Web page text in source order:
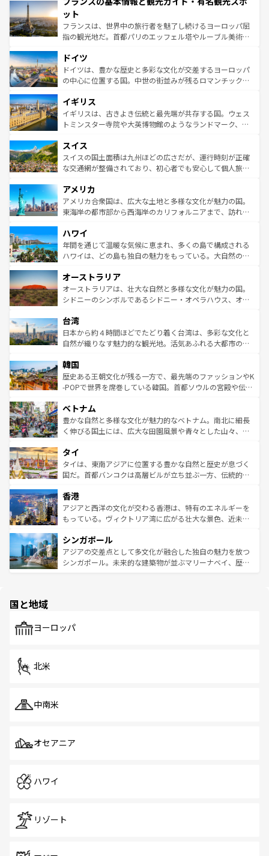
なお、新着のイタリア情報は
しい。
れる闘牛、そして美味しいタパスが生活の一部となってい
る。首都マドリードの洗練された雰囲気や、バルセロナの
アートに溢れた街角から、地方では古代ローマ遺跡や中世
せる。地方によって風土や気候が異なるスペインはその個
性で訪れる人を魅了する。 なお、新着のスペイン情報は コ
ンテンツ一覧を参照してほしい。
ット
フランスは、世界中の旅行者を魅了し続けるヨーロッパ屈
指の観光地だ。首都パリのエッフェル塔やルーブル美術館
で、幅広い魅力が詰まっている。華麗な宮殿、歴史的な大
聖堂、美しいビーチ、そして豊かな自然が、訪れる者を心
から魅了する。また、フランスは美食の国としても知ら
いる。シャンパンの発祥地であるランス、プロヴァンスの
香り高いラベンダー畑など、多彩な楽しみ方が可能だ。さ
らに、パリ以外の地域にも魅力が溢れており、どの街角に
れる地方に足を運ぶとそれぞれで全く異なる文化を体験で
きるだろう。 なお、新着のフランス情報はコンテンツ一覧
を参照してほしい。
ドイツ
ドイツは、豊かな歴史と多彩な文化が交差するヨーロッパ
の中心に位置する国。中世の街並みが残るロマンチック街
顔を持つこの国は、どこを歩いても飽きることがない。ベ
ルリンの文化的活気、バイエルン州のアルプスの絶景、そ
してライン川沿いのワイン畑といった風景は必見。ビール
は、お酒好きな人にはぜひ体験してほしい。 なお、新着の
ドイツ情報はコンテンツ一覧を参照してほしい。
イギリス
イギリスは、古きよき伝統と最先端が共存する国。ウェス
トミンスター寺院や大英博物館のようなランドマーク、歴
リアごとに異なる魅力がある。また、優雅なアフタヌーン
ティー、ビール好きにはたまらない英国パブ、サッカー観
戦など、本場だからこそできる体験も豊富。イギリスを旅
ンツ一覧を参照してほしい。
スイス
スイスの国土面積は九州ほどの広さだが、運行時刻が正確
な交通網が整備されており、初心者でも安心して個人旅行
の建物がそのまま残る町や、スイスならではのユニークな
博物館もあり、アルプス観光だけでなく町歩きも満喫する
ことができる。国民の所得が高いため物価も高いが、旅行
ば市内交通費無料で観光を楽しむこともできる。 なお、新
着のスイス情報はコンテンツ一覧 を参照してほしい。
アメリカ
アメリカ合衆国は、広大な土地と多様な文化が魅力の国。
東海岸の都市部から西海岸のカリフォルニアまで、訪れる
のような巨大都市は、観光、ショッピング、エンターテイ
ンメントが詰まった刺激的なスポットだ。一方、アメリカ
西部には大自然が広がり、グランドキャニオンやイエロー
部のニューオーリンズでは、音楽と美食が融合した独特の
文化が魅力。旅行者はアメリカの各地域で異なる魅力を楽
しみながら、その多様性と豊かな歴史を感じることができ
ならではの贅沢な旅のスタイルだ。 なお、新着のアメリカ
情報はコンテンツ一覧を参照してほしい。
ハワイ
年間を通じて温暖な気候に恵まれ、多くの島で構成される
ハワイは、どの島も独自の魅力をもっている。大自然の神
ワイ島は見逃せない。また、定番の観光地といえばオアフ
島だが、静かな自然を求めるならマウイ島やカウアイ島が
おすすめ。エメラルドグリーンに輝く海をはじめ、豊かな
れるおもてなしの心で訪れる人々を迎えてくれるハワイの
人々、おいしいローカルフードやハワイアンミュージッ
ク、伝統的なフラダンスなど、すべてがハワイの魅力を彩
ワイを、存分に味わってほしい。 なお、新着のハワイ情報
はコンテンツ一覧を参照してほしい。
オーストラリア
オーストラリアは、壮大な自然と多様な文化が魅力の国。
シドニーのシンボルであるシドニー・オペラハウス、オー
リアリーフや大陸中央部にそびえるウルル（エアーズロッ
ク）、タスマニアの美しい原生林やケアンズの熱帯雨林な
ど、見どころがたくさん。また、カフェやワイン、オージ
いる。アクティビティも充実しており、サーフィンやダイ
ビング、ハイキングなど、アウトドア好きにはたまらな
い。オーストラリアの多彩な魅力を存分に味わいつくそ
参照してほしい。
台湾
日本から約４時間ほどでたどり着く台湾は、多彩な文化と
自然が織りなす魅力的な観光地。活気あふれる大都市の台
ン）、静ひつな山岳地帯である台湾東部など、都市の喧騒
と山間の静けさが共存しており、訪れる人に新しい発見と
驚きをもたらしてくれる。また、奥深い台湾の食文化も魅
容にもいいと評判のスイーツなど、バラエティ豊かな料理
が味わえる。 なお、新着の台湾情報は コンテンツ一覧を参
照してほしい。
韓国
歴史ある王朝文化が残る一方で、最先端のファッションやK
-POPで世界を席巻している韓国。首都ソウルの宮殿や伝統
き、地方に足を延ばせば四季折々の自然美を楽しむことが
できる。そして、キムチや焼肉、絶品のストリートフード
まで、さまざまな韓国料理が待っている。夜には、韓国な
リティに包まれながら、韓国の多彩な魅力を心ゆくまで味
わってみてほしい。 なお、新着の韓国情報はコンテンツ一
覧を参照してほしい。
ベトナム
豊かな自然と多様な文化が魅力的なベトナム。南北に細長
く伸びる国土には、広大な田園風景や青々とした山々、世
急速な発展と共に伝統が息づく。ハノイの古い町並みやホ
ーチミン市のフランス統治時代の建物も、独特の雰囲気を
醸し出している。また、バラエティの豊かさとおいしさで
とつ。フォーやバインミー、ベトナムコーヒーなどは、ぜ
ひ現地で味わいたい。どの地域を訪れてもあたたかい人々
が旅行者を迎えてくれるので、きっと忘れられない旅にな
参照してほしい。
タイ
タイは、東南アジアに位置する豊かな自然と歴史が息づく
国だ。首都バンコクは高層ビルが立ち並ぶ一方、伝統的な
の活気が交差している。北部ではチェンマイなどの山岳地
帯で自然と触れ合い、南部ではプーケットやクラビの美し
いビーチでリゾート気分を楽しむことができる。タイ料理
激する。気候は一年中温暖で、どの季節にも異なる楽しみ
が待っている。親しみやすいタイの人々、仏教を中心とし
た文化、そして多様な観光資源が、訪れる旅人を魅了し続
香港
アジアと西洋の文化が交わる香港は、特有のエネルギーを
もっている。ヴィクトリア湾に広がる壮大な景色、近未来
み、どこを訪れても感動するはず。観光スポットが密集し
ており、効率よく見どころを回れるのも魅力。息をのむよ
うな絶景から文化的な体験まで、香港を存分に楽しみ尽く
シンガポール
アジアの交差点として多文化が融合した独自の魅力を放つ
シンガポール。未来的な建築物が並ぶマリーナベイ、歴史
で、ホーカーズは地元の風情を楽しめる外せないスポット
国と地域
ヨーロッパ
北米
中南米
オセアニア
ハワイ
リゾート